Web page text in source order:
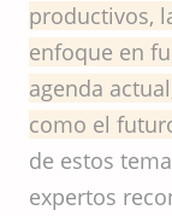
productivos,
enfoque en
agenda
como el
de estos
expertos